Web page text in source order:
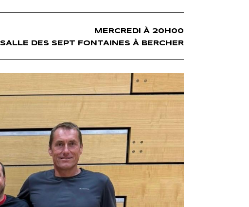
MERCREDI À 20H00
SALLE DES SEPT FONTAINES À BERCHER